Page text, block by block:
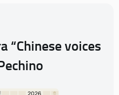
“Chinese voices